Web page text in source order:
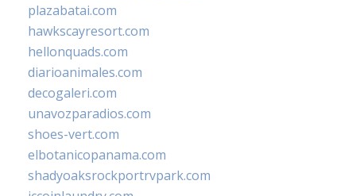
plazabatai.com
hawkscayresort.com
hellonquads.com
diarioanimales.com
decogaleri.com
unavozparadios.com
shoes-vert.com
elbotanicopanama.com
shadyoaksrockportrvpark.com